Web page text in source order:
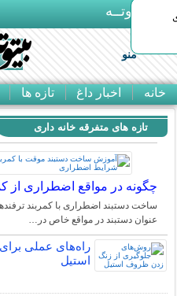
بـیتوتــه
منو
خانه اخبار داغ تازه ها
تازه های متفرقه خانه داری
چگونه در مواقع اضطراری از
ساخت دستبند اضطراری با کمربند
عنوان دستبند در مواقع خاص در…
راه‌های عملی
استیل